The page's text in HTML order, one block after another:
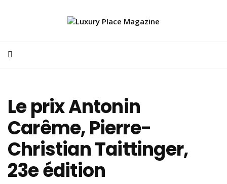
Le prix Antonin
Carême, Pierre-
Christian Taittinger,
23e édition